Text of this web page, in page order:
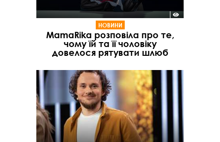
НОВИНИ
MamaRika розповіла про те,
чому їй та її чоловіку
довелося рятувати шлюб